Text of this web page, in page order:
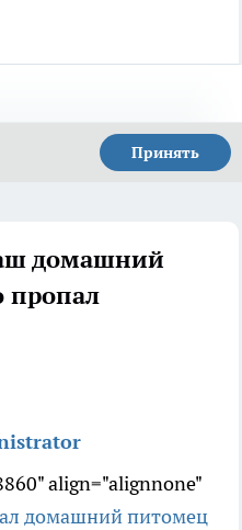
Принять
домашний
пропал
align="alignnone"